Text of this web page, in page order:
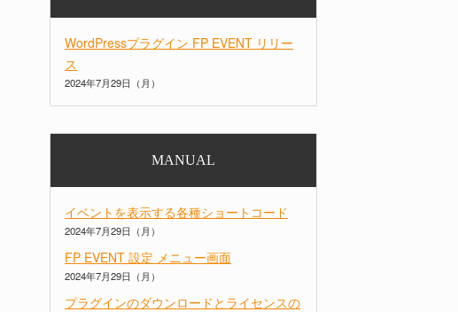
WordPressプラグイン FP EVENT リリー
ス
2024年7月29日（月）
MANUAL
イベントを表示する各種ショートコード
2024年7月29日（月）
FP EVENT 設定 メニュー画面
2024年7月29日（月）
プラグインのダウンロードとライセンスの